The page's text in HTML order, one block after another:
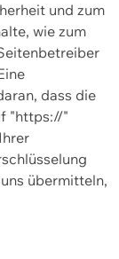
und zum
wie zum
dass die
"https://"
übermitteln,